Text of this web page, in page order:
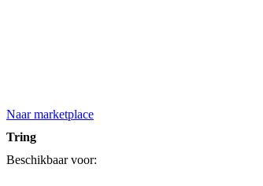
Naar marketplace
Tring
Beschikbaar voor: